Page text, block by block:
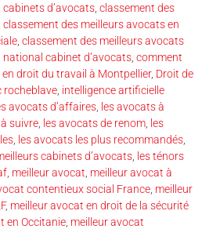
d’avocats classement des
classement des meilleurs avocats en
classement des meilleurs avocats
cabinet d’avocats comment
droit du travail à Montpellier, Droit de
rocheblave intelligence artificielle
avocats d’affaires les avocats à
suivre les avocats de renom les
les avocats les plus recommandés
cabinets d’avocats les ténors
meilleur avocat meilleur avocat à
contentieux social France meilleur
, meilleur avocat en droit de la sécurité
en Occitanie meilleur avocat